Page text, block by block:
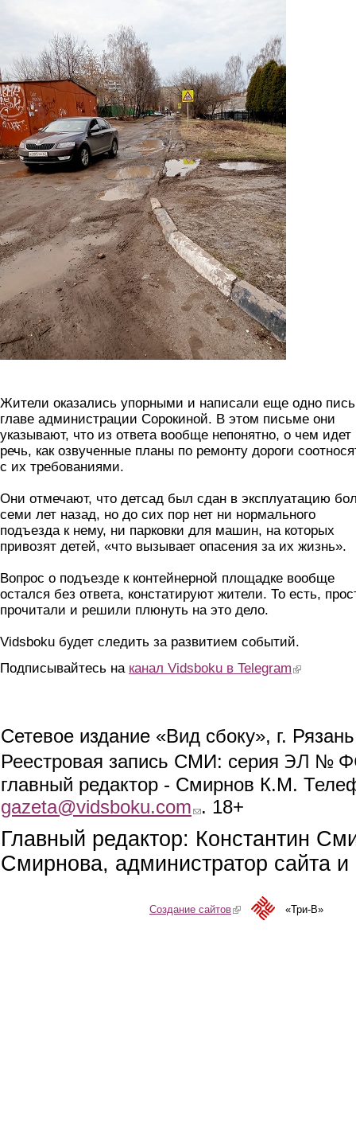
Жители оказались упорными и написали еще одно
главе администрации Сорокиной. В этом письме они
указывают, что из ответа вообще непонятно, о чем идет
речь, как озвученные планы по ремонту дороги
с их требованиями.
Они отмечают, что детсад был сдан в эксплуатацию
семи лет назад, но до сих пор нет ни нормального
подъезда к нему, ни парковки для машин, на которых
привозят детей, «что вызывает опасения за их жизнь».
Вопрос о подъезде к контейнерной площадке вообще
остался без ответа, констатируют жители. То есть,
прочитали и решили плюнуть на это дело.
Vidsboku будет следить за развитием событий.
Подписывайтесь на канал Vidsboku в Telegram (link is
Сетевое издание «Вид сбоку», г.
Реестровая запись СМИ: серия ЭЛ №
главный редактор - Смирнов К.М.
gazeta@vidsboku.com (link sends e-mail)
. 18+
Главный редактор: Константин
Смирнова, администратор сайта
Создание сайтов(link is external)«Три-В»